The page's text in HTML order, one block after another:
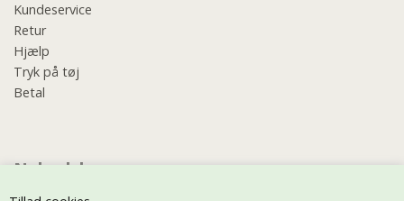
Kundeservice
Retur
Hjælp
Tryk på tøj
Betal
Nyhedsbrev